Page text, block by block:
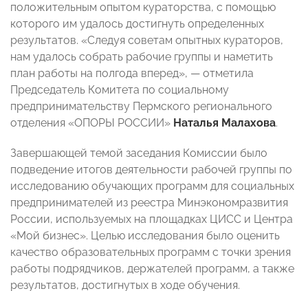
положительным опытом кураторства, с помощью
которого им удалось достигнуть определенных
результатов. «Следуя советам опытных кураторов,
нам удалось собрать рабочие группы и наметить
план работы на полгода вперед», — отметила
Председатель Комитета по социальному
предпринимательству Пермского регионального
отделения «ОПОРЫ РОССИИ» Наталья Малахова.
Завершающей темой заседания Комиссии было
подведение итогов деятельности рабочей группы по
исследованию обучающих программ для социальных
предпринимателей из реестра Минэкономразвития
России, используемых на площадках ЦИСС и Центра
«Мой бизнес». Целью исследования было оценить
качество образовательных программ с точки зрения
работы подрядчиков, держателей программ, а также
результатов, достигнутых в ходе обучения.